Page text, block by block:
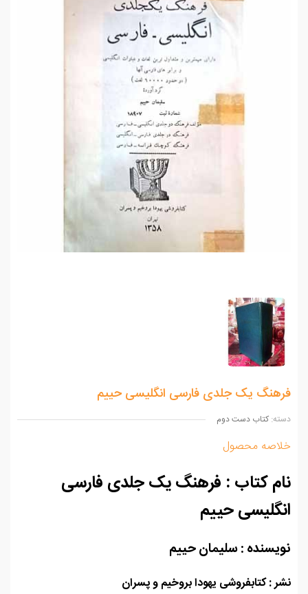
یک جلدی فارسی انگلیسی حییم
کتاب دست دوم
محصول
کتاب : فرهنگ یک جلدی فارسی
حییم
: سلیمان حییم
: کتابفروشی یهودا بروخیم و پسران